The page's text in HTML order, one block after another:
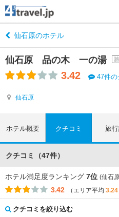
仙石原のホテル
仙石原 品の木 一の湯
3.42 47件の
仙石原
ホテル概要 クチコミ 旅
クチコミ（47件）
ホテル満足度ランキング 7位 (仙石
3.42 （エリア平均 3.24
評価項目
エ
アクセス
コストパフォーマンス
クチコミを絞り込む